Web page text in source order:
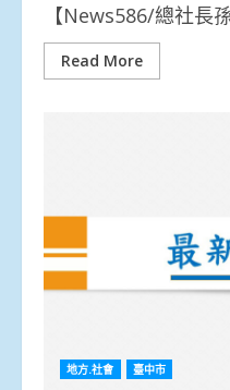
【News586/總社長
Read More
地方.社會 臺中市